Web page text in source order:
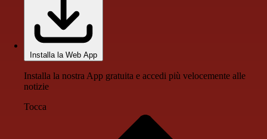
Installa la Web App
Installa la nostra App gratuita e accedi più velocemente alle
notizie
Tocca